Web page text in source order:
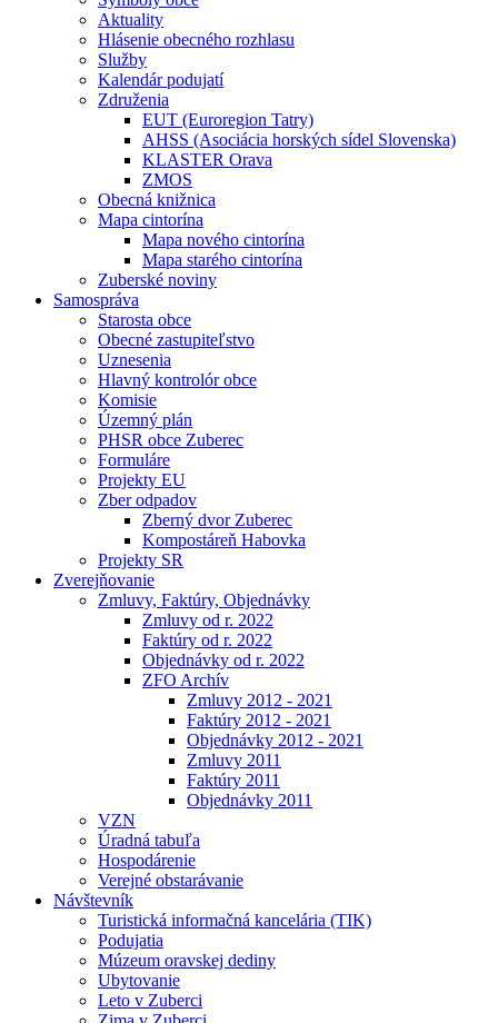
Aktuality
Hlásenie obecného rozhlasu
Služby
Kalendár podujatí
Združenia
EUT (Euroregion Tatry)
AHSS (Asociácia horských sídel Slovenska)
KLASTER Orava
ZMOS
Obecná knižnica
Mapa cintorína
Mapa nového cintorína
Mapa starého cintorína
Zuberské noviny
Samospráva
Starosta obce
Obecné zastupiteľstvo
Uznesenia
Hlavný kontrolór obce
Komisie
Územný plán
PHSR obce Zuberec
Formuláre
Projekty EU
Zber odpadov
Zberný dvor Zuberec
Kompostáreň Habovka
Projekty SR
Zverejňovanie
Zmluvy, Faktúry, Objednávky
Zmluvy od r. 2022
Faktúry od r. 2022
Objednávky od r. 2022
ZFO Archív
Zmluvy 2012 - 2021
Faktúry 2012 - 2021
Objednávky 2012 - 2021
Zmluvy 2011
Faktúry 2011
Objednávky 2011
VZN
Úradná tabuľa
Hospodárenie
Verejné obstarávanie
Návštevník
Turistická informačná kancelária (TIK)
Podujatia
Múzeum oravskej dediny
Ubytovanie
Leto v Zuberci